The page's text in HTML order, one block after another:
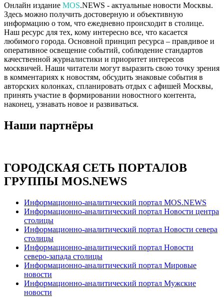
Онлайн издание MOS.NEWS - актуальные новости Москвы.
Здесь можно получить достоверную и объективную
информацию о том, что ежедневно происходит в столице.
Наш ресурс для тех, кому интересно все, что касается
любимого города. Основной принцип ресурса – правдивое и
оперативное освещение событий, соблюдение стандартов
качественной журналистики и приоритет интересов
москвичей. Наши читатели могут выразить свою точку зрения
в комментариях к новостям, обсудить знаковые события в
авторских колонках, спланировать отдых с афишей Москвы,
принять участие в формировании новостного контента,
наконец, узнавать новое и развиваться.
Наши партнёры
ГОРОДСКАЯ СЕТЬ ПОРТАЛОВ
ГРУППЫ MOS.NEWS
Информационно-аналитический портал MOS.NEWS
Информационно-аналитический портал Новости центра
столицы
Информационно-аналитический портал Новости севера
столицы
Информационно-аналитический портал Новости
северо-запада столицы
Информационно-аналитический портал Мировые
новости
Информационно-аналитический портал Мужские
новости